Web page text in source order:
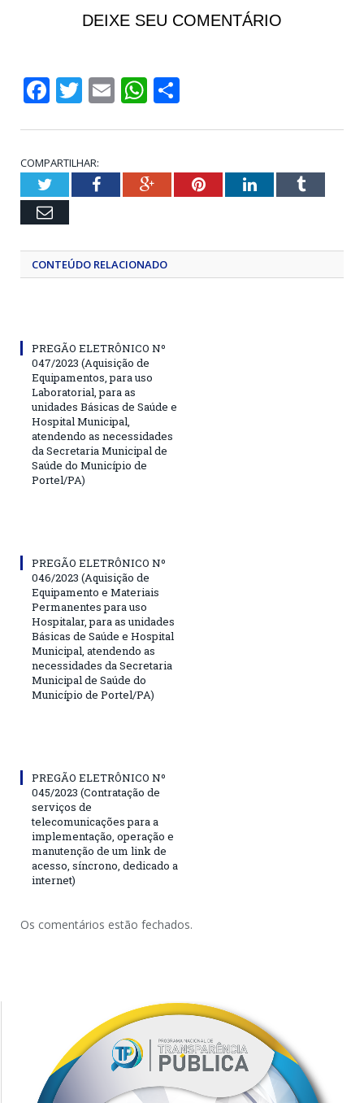
DEIXE SEU COMENTÁRIO
Facebook
Twitter
EmailWhatsApp
COMPARTILHAR:
TwitterFacebookGoogle+PinterestLinkedInTumblr
Email
CONTEÚDO RELACIONADO
PREGÃO ELETRÔNICO Nº
047/2023 (Aquisição de
Equipamentos, para uso
Laboratorial, para as
unidades Básicas de Saúde e
Hospital Municipal,
atendendo as necessidades
da Secretaria Municipal de
Saúde do Município de
Portel/PA)
PREGÃO ELETRÔNICO Nº
046/2023 (Aquisição de
Equipamento e Materiais
Permanentes para uso
Hospitalar, para as unidades
Básicas de Saúde e Hospital
Municipal, atendendo as
necessidades da Secretaria
Municipal de Saúde do
Município de Portel/PA)
PREGÃO ELETRÔNICO Nº
045/2023 (Contratação de
serviços de
telecomunicações para a
implementação, operação e
manutenção de um link de
acesso, síncrono, dedicado a
internet)
Os comentários estão fechados.